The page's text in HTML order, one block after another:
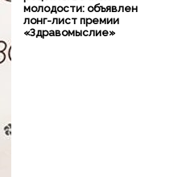
молодости: объявлен
лонг-лист премии
«Здравомыслие»